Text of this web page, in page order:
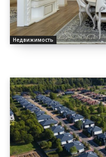
Недвижимость